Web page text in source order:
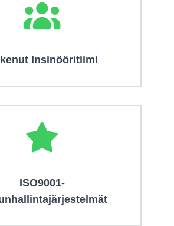
Insinööritiimi
ISO9001-